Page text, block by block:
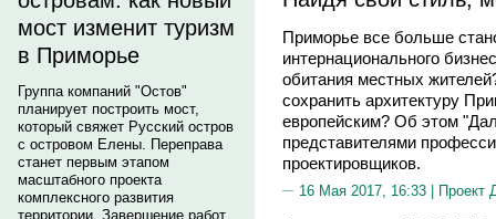
мост изменит туризм
в Приморье
Группа компаний "Остов"
планирует построить мост,
который свяжет Русский остров
с островом Елены. Переправа
станет первым этапом
масштабного проекта
комплексного развития
территории. Завершение работ
Приморье все больше
интернационального
обитания местных
сохранить архитектуру
европейским? Об этом
представителями
проектировщиков.
16 Мая 2017, 16:33 | Проект